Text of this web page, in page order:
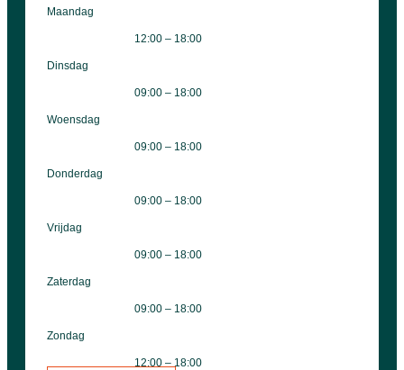
Maandag
12:00 – 18:00
Dinsdag
09:00 – 18:00
Woensdag
09:00 – 18:00
Donderdag
09:00 – 18:00
Vrijdag
09:00 – 18:00
Zaterdag
09:00 – 18:00
Zondag
12:00 – 18:00